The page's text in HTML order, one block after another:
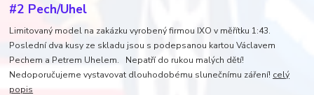
#2 Pech/Uhel
Limitovaný model na zakázku vyrobený firmou IXO v měřítku 1:43.
Poslední dva kusy ze skladu jsou s podepsanou kartou Václavem
Pechem a Petrem Uhelem. Nepatří do rukou malých dětí!
Nedoporučujeme vystavovat dlouhodobému slunečnímu záření! celý
popis